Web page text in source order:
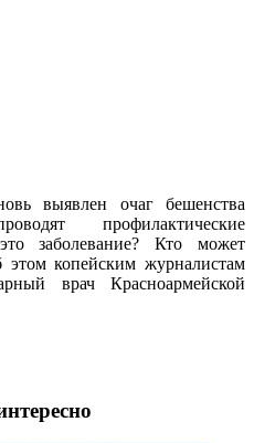
выявлен очаг бешенства
профилактические
заболевание? Кто может
этом копейским журналистам
врач Красноармейской